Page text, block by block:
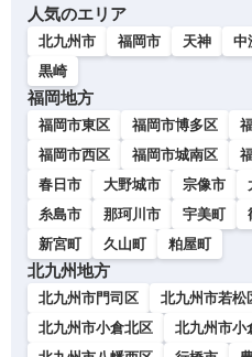
人気のエリア
北九州市 福岡市 天神 中
黒崎
福岡地方
福岡市東区 福岡市博多区
福岡市西区
福岡市城南区
春日市
大野城市 宗像市
糸島市
那珂川市 宇美町
新宮町
久山町 粕屋町
北九州地方
北九州市門司区 北九州市若松
北九州市小倉北区
北九州市小